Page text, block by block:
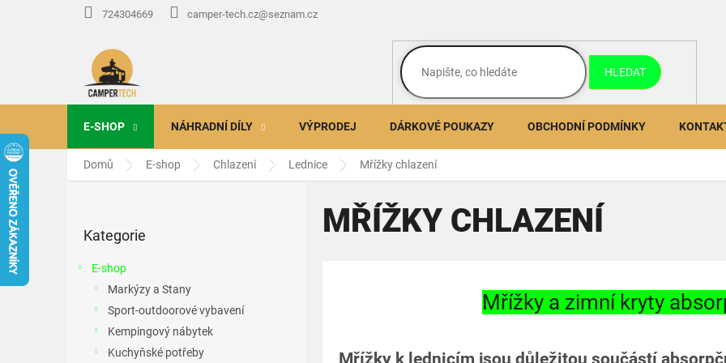
724304669 camper-tech.cz@seznam.cz
HLEDAT
E-SHOP NÁHRADNÍ DÍLY VÝPRODEJ DÁRKOVÉ POUKAZY OBCHODNÍ PODMÍNKY
Domů E-shop Chlazení Lednice Mřížky chlazení
kategorie
Kategorie
E-shop
Markýzy a Stany
Sport-outdoorové vybavení
Kempingový nábytek
Kuchyňské potřeby
MŘÍŽKY CHLAZENÍ
Mřížky a zimní kryty
Mřížky k lednicím jsou důležitou součástí